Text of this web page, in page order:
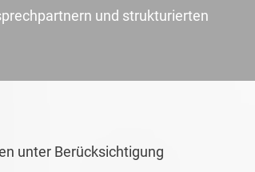
und strukturierten
unter Berücksichtigung